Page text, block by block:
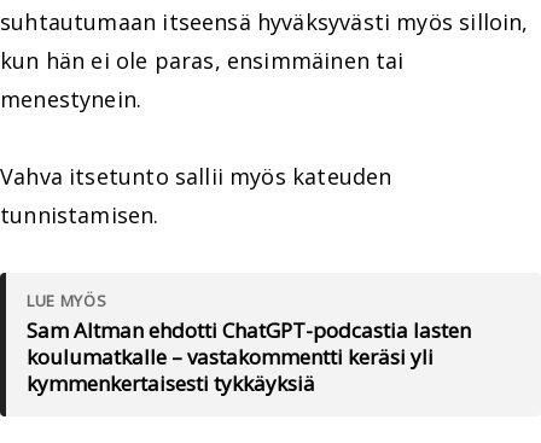
suhtautumaan itseensä hyväksyvästi myös silloin,
kun hän ei ole paras, ensimmäinen tai
menestynein.
Vahva itsetunto sallii myös kateuden
tunnistamisen.
LUE MYÖS
Sam Altman ehdotti ChatGPT-podcastia lasten
koulumatkalle – vastakommentti keräsi yli
kymmenkertaisesti tykkäyksiä